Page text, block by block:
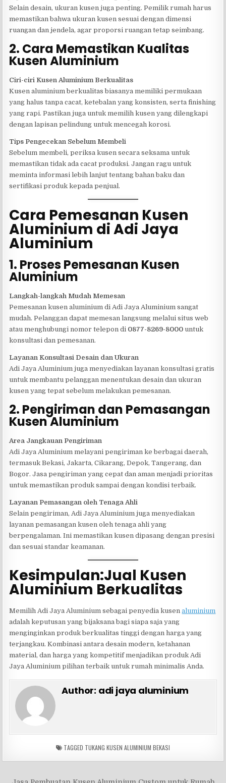
Selain desain, ukuran kusen juga penting. Pemilik rumah harus
memastikan bahwa ukuran kusen sesuai dengan dimensi
ruangan dan jendela, agar proporsi ruangan tetap seimbang.
2. Cara Memastikan Kualitas
Kusen Aluminium
Ciri-ciri Kusen Aluminium Berkualitas
Kusen aluminium berkualitas biasanya memiliki permukaan
yang halus tanpa cacat, ketebalan yang konsisten, serta finishing
yang rapi. Pastikan juga untuk memilih kusen yang dilengkapi
dengan lapisan pelindung untuk mencegah korosi.
Tips Pengecekan Sebelum Membeli
Sebelum membeli, periksa kusen secara seksama untuk
memastikan tidak ada cacat produksi. Jangan ragu untuk
meminta informasi lebih lanjut tentang bahan baku dan
sertifikasi produk kepada penjual.
Cara Pemesanan Kusen
Aluminium di Adi Jaya
Aluminium
1. Proses Pemesanan Kusen
Aluminium
Langkah-langkah Mudah Memesan
Pemesanan kusen aluminium di Adi Jaya Aluminium sangat
mudah. Pelanggan dapat memesan langsung melalui situs web
atau menghubungi nomor telepon di 0877-8269-8000 untuk
konsultasi dan pemesanan.
Layanan Konsultasi Desain dan Ukuran
Adi Jaya Aluminium juga menyediakan layanan konsultasi gratis
untuk membantu pelanggan menentukan desain dan ukuran
kusen yang tepat sebelum melakukan pemesanan.
2. Pengiriman dan Pemasangan
Kusen Aluminium
Area Jangkauan Pengiriman
Adi Jaya Aluminium melayani pengiriman ke berbagai daerah,
termasuk Bekasi, Jakarta, Cikarang, Depok, Tangerang, dan
Bogor. Jasa pengiriman yang cepat dan aman menjadi prioritas
untuk memastikan produk sampai dengan kondisi terbaik.
Layanan Pemasangan oleh Tenaga Ahli
Selain pengiriman, Adi Jaya Aluminium juga menyediakan
layanan pemasangan kusen oleh tenaga ahli yang
berpengalaman. Ini memastikan kusen dipasang dengan presisi
dan sesuai standar keamanan.
Kesimpulan:Jual Kusen
Aluminium Berkualitas
Memilih Adi Jaya Aluminium sebagai penyedia kusenaluminium
adalah keputusan yang bijaksana bagi siapa saja yang
menginginkan produk berkualitas tinggi dengan harga yang
terjangkau. Kombinasi antara desain modern, ketahanan
material, dan harga yang kompetitif menjadikan produk Adi
Jaya Aluminium pilihan terbaik untuk rumah minimalis Anda.
Author: adi jaya aluminium
TAGGED TUKANG KUSEN ALUMINIUM BEKASI